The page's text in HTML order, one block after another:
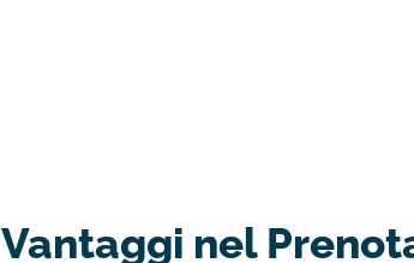
Vantaggi nel